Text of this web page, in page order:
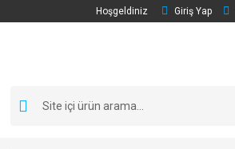
Hoşgeldiniz Giriş Yap